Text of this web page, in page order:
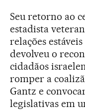
Seu retorno ao
estadista
relações
devolveu o
cidadãos
romper a
Gantz e
legislativas em